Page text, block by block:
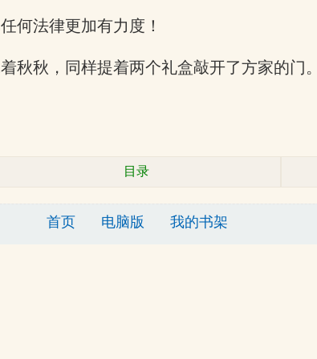
何法律更加有力度！
秋秋，同样提着两个礼盒敲开了方家的门。
目录
首页 电脑版 我的书架